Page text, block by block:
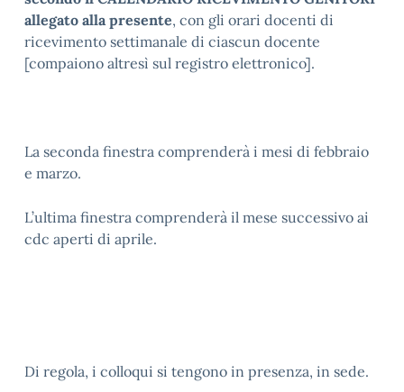
allegato alla presente, con gli orari docenti di
ricevimento settimanale di ciascun docente
[compaiono altresì sul registro elettronico].
La seconda finestra comprenderà i mesi di febbraio
e marzo.
L’ultima finestra comprenderà il mese successivo ai
cdc aperti di aprile.
Di regola, i colloqui si tengono in presenza, in sede.